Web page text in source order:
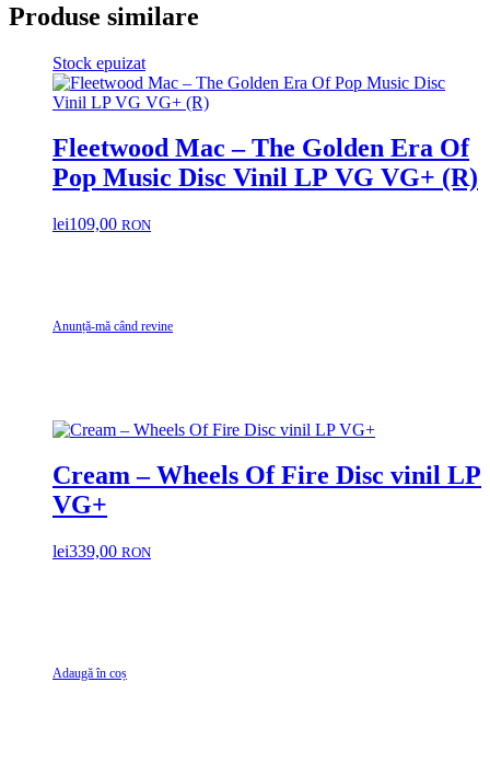
Produse similare
Stock epuizat
Fleetwood Mac – The Golden Era Of
Pop Music Disc Vinil LP VG VG+ (R)
lei109,00 RON
Anunță-mă când revine
Cream – Wheels Of Fire Disc vinil LP
VG+
lei339,00 RON
Adaugă în coș